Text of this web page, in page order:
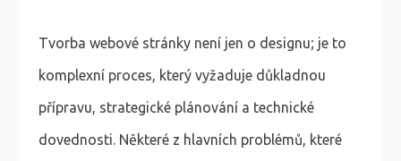
Tvorba webové stránky není jen o designu; je to
komplexní proces, který vyžaduje důkladnou
přípravu, strategické plánování a technické
dovednosti. Některé z hlavních problémů, které